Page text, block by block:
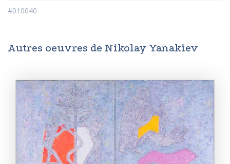
#010040
Autres oeuvres de Nikolay Yanakiev